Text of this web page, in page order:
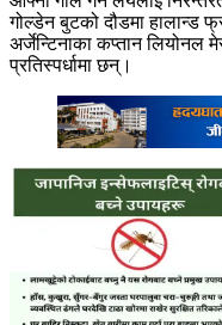
गोल्डेन बुटको दौडमा हालान्ड
अर्जेन्टिनाका कप्तान
प्रतिस्पर्धामा छन्।